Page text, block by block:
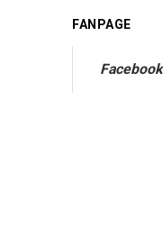
FANPAGE
Facebook